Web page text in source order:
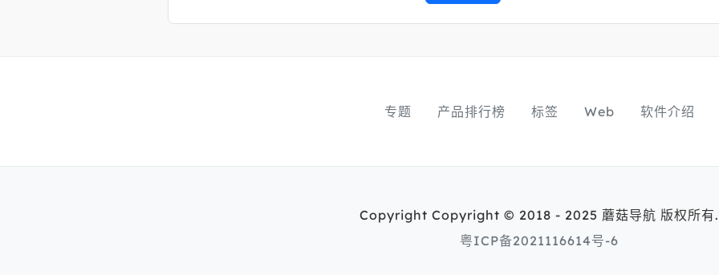
专题 产品排行榜 标签 Web 软件介绍
Copyright Copyright © 2018 - 2025 蘑菇导航 版权所有.
粤ICP备2021116614号-6